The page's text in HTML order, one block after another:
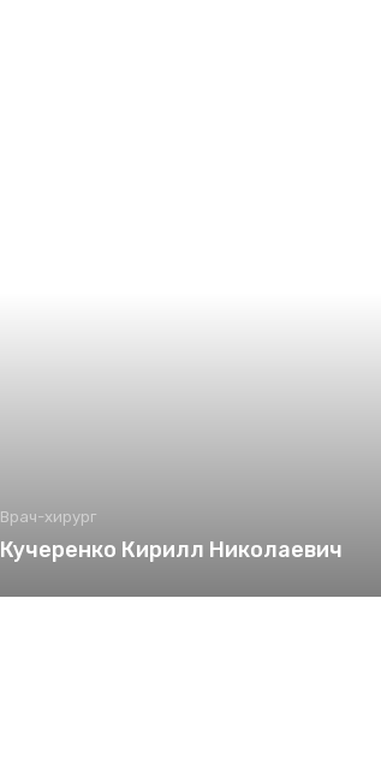
Врач-хирург
Кучеренко Кирилл Николаевич